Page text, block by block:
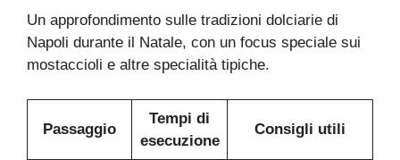
Un approfondimento sulle tradizioni dolciarie di
Napoli durante il Natale, con un focus speciale sui
mostaccioli e altre specialità tipiche.
Passaggio
Tempi di
esecuzione
Consigli utili